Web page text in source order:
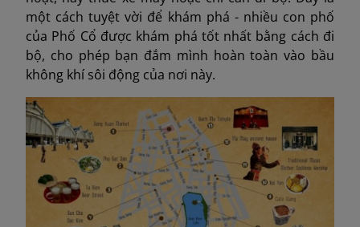
một cách tuyệt vời để khám phá - nhiều con phố
của Phố Cổ được khám phá tốt nhất bằng cách đi
bộ, cho phép bạn đắm mình hoàn toàn vào bầu
không khí sôi động của nơi này.